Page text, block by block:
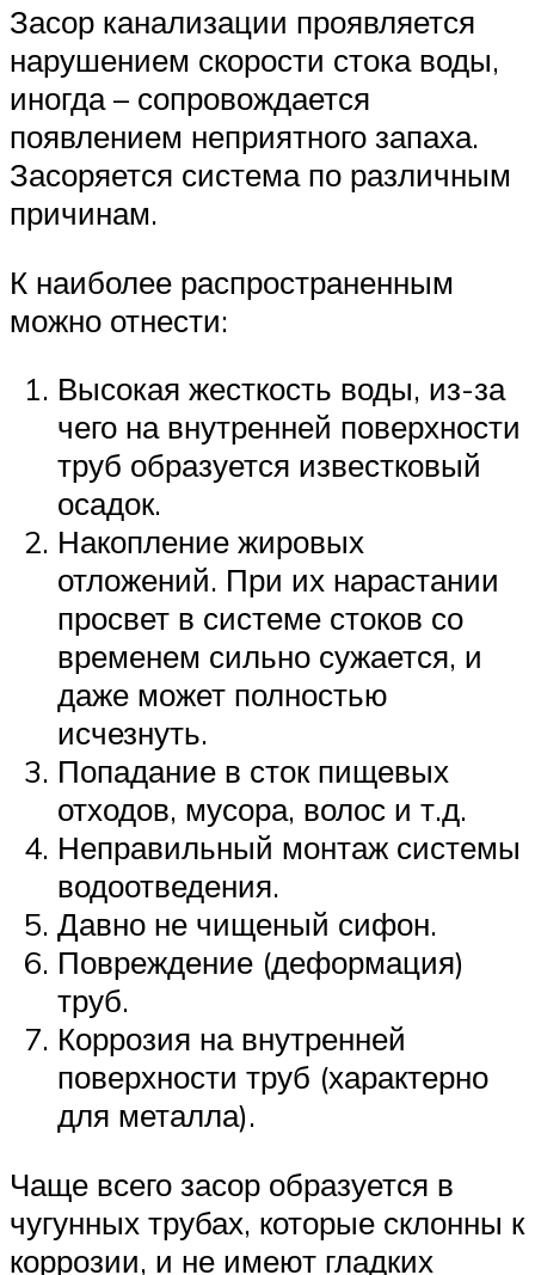
Засор канализации проявляется
нарушением скорости стока воды,
иногда – сопровождается
появлением неприятного запаха.
Засоряется система по различным
причинам.
К наиболее распространенным
можно отнести:
Высокая жесткость воды, из-за
чего на внутренней поверхности
труб образуется известковый
осадок.
Накопление жировых
отложений. При их нарастании
просвет в системе стоков со
временем сильно сужается, и
даже может полностью
исчезнуть.
Попадание в сток пищевых
отходов, мусора, волос и т.д.
Неправильный монтаж системы
водоотведения.
Давно не чищеный сифон.
Повреждение (деформация)
труб.
Коррозия на внутренней
поверхности труб (характерно
для металла).
Чаще всего засор образуется в
чугунных трубах, которые склонны к
коррозии, и не имеют гладких